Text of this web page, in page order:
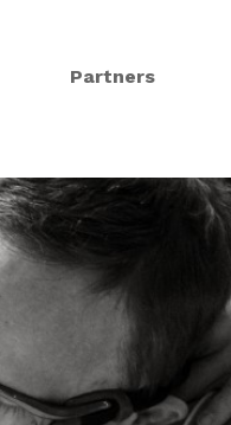
Partners